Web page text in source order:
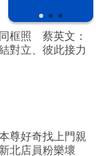
框照 蔡英文：
對立、彼此接力
尊好奇找上門親
北店員粉樂壞